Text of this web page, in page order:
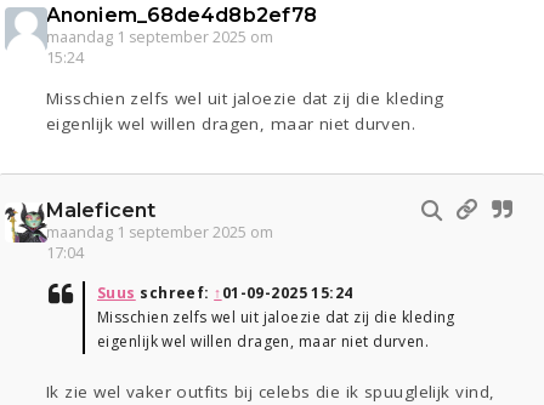
Anoniem_68de4d8b2ef78
maandag 1 september 2025 om
15:24
Misschien zelfs wel uit jaloezie dat zij die kleding
eigenlijk wel willen dragen, maar niet durven.
Maleficent
maandag 1 september 2025 om
17:04
Suus schreef: ↑01-09-2025 15:24
Misschien zelfs wel uit jaloezie dat zij die kleding
eigenlijk wel willen dragen, maar niet durven.
Ik zie wel vaker outfits bij celebs die ik spuuglelijk vind,